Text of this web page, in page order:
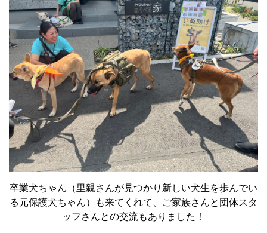
卒業犬ちゃん（里親さんが見つかり新しい犬生を歩んでい
る元保護犬ちゃん）も来てくれて、ご家族さんと団体スタ
ッフさんとの交流もありました！